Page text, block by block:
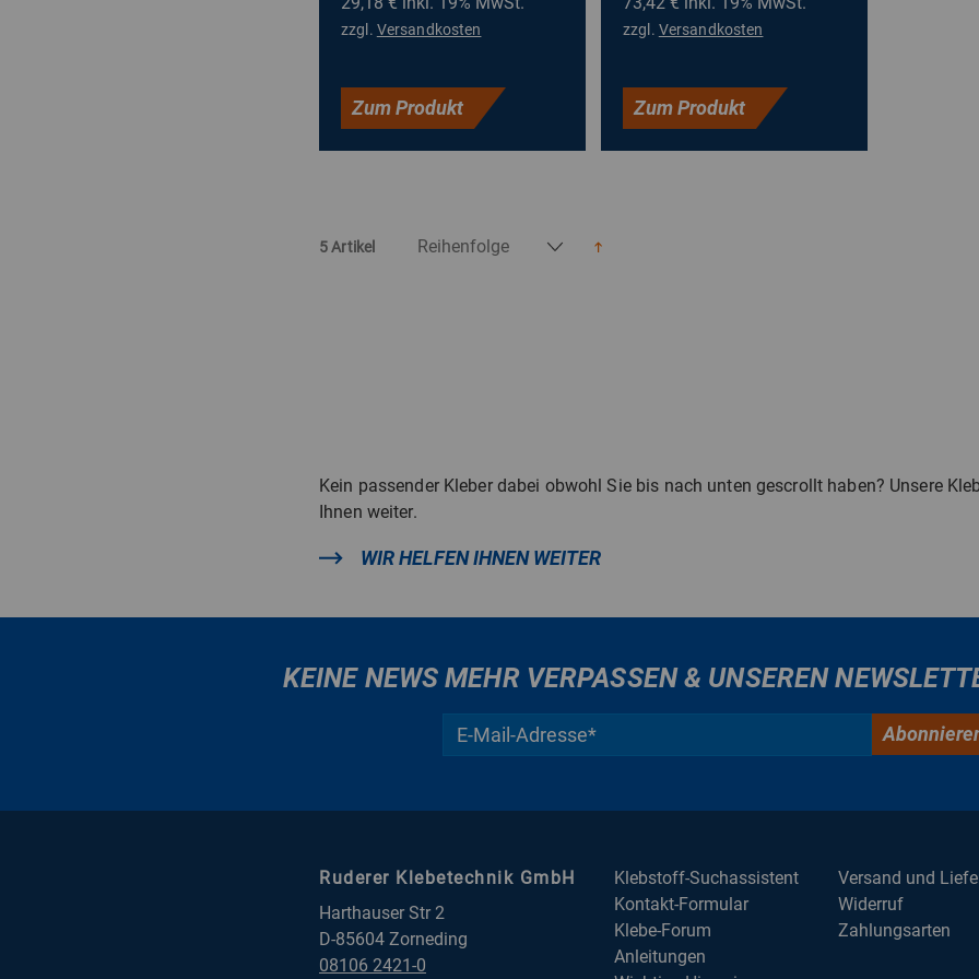
zzgl. Versandkosten
Zum Produkt
zzgl. Versandkosten
Zum Produkt
5 Artikel
Kein passender Kleber dabei obwohl Sie bis nach unten gescrollt haben? Unsere
Ihnen weiter.
WIR HELFEN IHNEN WEITER
KEINE NEWS MEHR VERPASSEN & UNSEREN
Klebstoff-Suchassistent
Kontakt-Formular
Klebe-Forum
Anleitungen
Versand und
Widerruf
Zahlungsarten
Ruderer Klebetechnik GmbH
Harthauser Str 2
D-85604 Zorneding
08106 2421-0